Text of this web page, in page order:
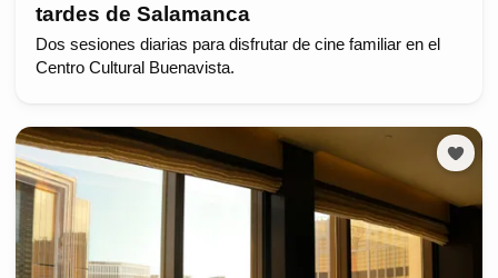
tardes de Salamanca
Dos sesiones diarias para disfrutar de cine familiar en el
Centro Cultural Buenavista.